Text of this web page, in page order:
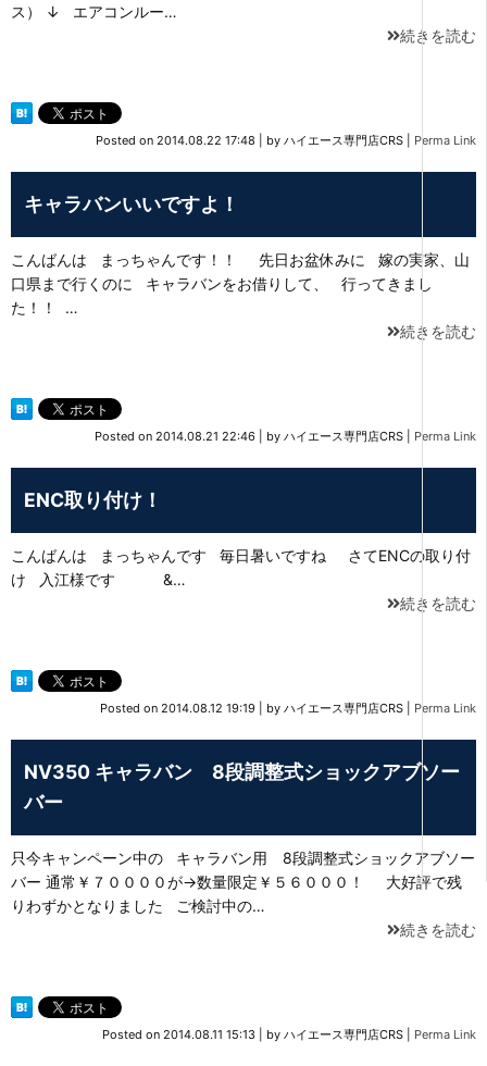
ス） ↓ エアコンルー…
続きを読む
Posted on 2014.08.22 17:48 by ハイエース専門店CRS Perma Link
キャラバンいいですよ！
こんばんは まっちゃんです！！ 先日お盆休みに 嫁の実家、山
口県まで行くのに キャラバンをお借りして、 行ってきまし
た！！ …
続きを読む
Posted on 2014.08.21 22:46 by ハイエース専門店CRS Perma Link
ENC取り付け！
こんばんは まっちゃんです 毎日暑いですね さてENCの取り付
け 入江様です &…
続きを読む
Posted on 2014.08.12 19:19 by ハイエース専門店CRS Perma Link
NV350 キャラバン 8段調整式ショックアブソー
バー
只今キャンペーン中の キャラバン用 8段調整式ショックアブソー
バー 通常￥７００００が→数量限定￥５６０００！ 大好評で残
りわずかとなりました ご検討中の…
続きを読む
Posted on 2014.08.11 15:13 by ハイエース専門店CRS Perma Link